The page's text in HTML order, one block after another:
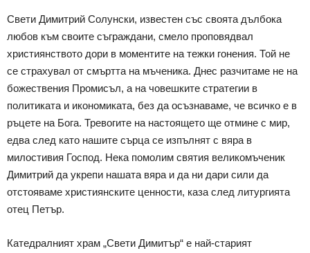
Свети Димитрий Солунски, известен със своята дълбока
любов към своите съграждани, смело проповядвал
християнството дори в моментите на тежки гонения. Той не
се страхувал от смъртта на мъченика. Днес разчитаме не на
божествения Промисъл, а на човешките стратегии в
политиката и икономиката, без да осъзнаваме, че всичко е в
ръцете на Бога. Тревогите на настоящето ще отмине с мир,
едва след като нашите сърца се изпълнят с вяра в
милостивия Господ. Нека помолим святия великомъченик
Димитрий да укрепи нашата вяра и да ни дари сили да
отстояваме християнските ценности, каза след литургията
отец Петър.
Катедралният храм „Свети Димитър“ е най-старият